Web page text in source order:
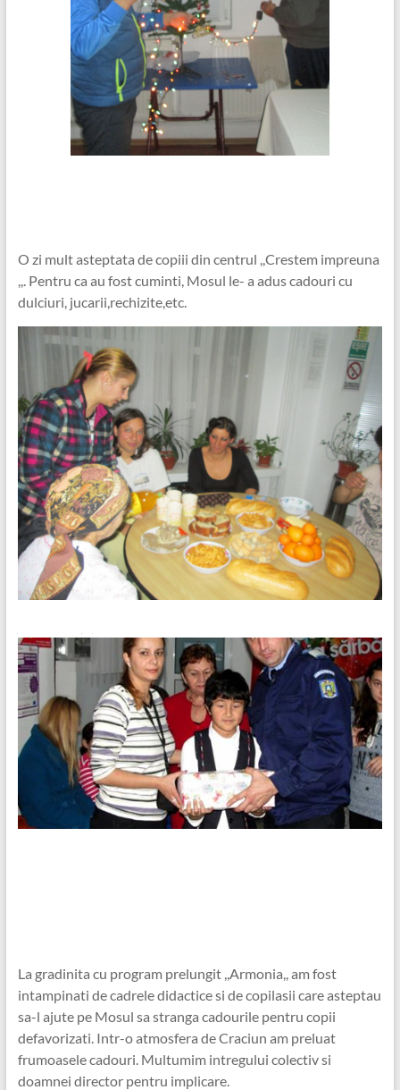
O zi mult asteptata de copiii din centrul ,,Crestem impreuna
,,. Pentru ca au fost cuminti, Mosul le- a adus cadouri cu
dulciuri, jucarii,rechizite,etc.
La gradinita cu program prelungit ,,Armonia,, am fost
intampinati de cadrele didactice si de copilasii care asteptau
sa-l ajute pe Mosul sa stranga cadourile pentru copii
defavorizati. Intr-o atmosfera de Craciun am preluat
frumoasele cadouri. Multumim intregului colectiv si
doamnei director pentru implicare.